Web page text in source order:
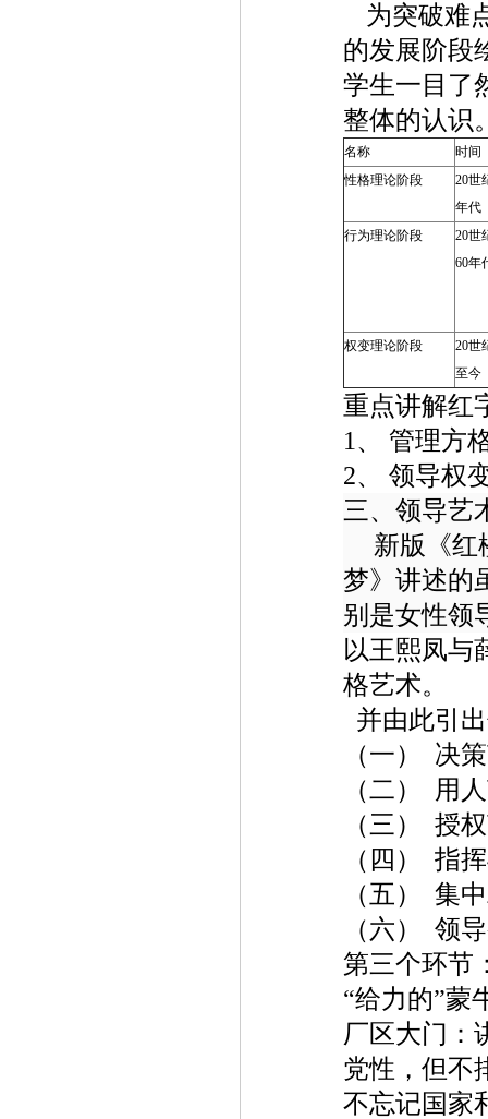
为突破难
的发展阶段
学生一目了
整体的认识
名称
时间
性格理论阶段
20世
年代
行为理论阶段
20世
60年
权变理论阶段 20世
至今
重点讲解红
1、 管理方
2、 领导权
三、领导艺
新版《红
梦》讲述的
别是女性领
以王熙凤与
格艺术。
并由此引
（一）
决
（二）
用
（三）
授
（四）
指
（五）
集
（六）
领
第三个环节
“给力的”蒙
厂区大门：
党性，但不
不忘记国家